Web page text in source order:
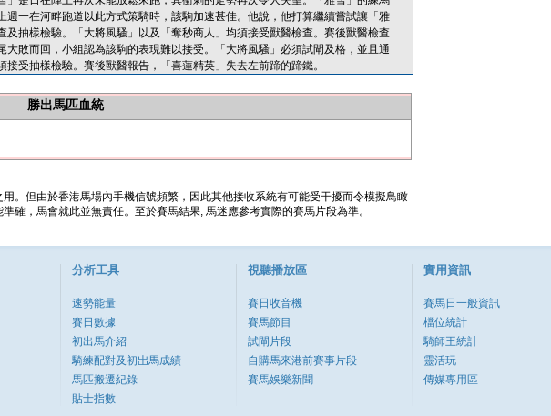
一在河畔跑道以此方式策騎時，該駒加速甚佳。他說，他打算繼續嘗試讓「雅
抽樣檢驗。「大將風騷」以及「奪秒商人」均須接受獸醫檢查。賽後獸醫檢查
敗而回，小組認為該駒的表現難以接受。「大將風騷」必須試閘及格，並且通
受抽樣檢驗。賽後獸醫報告，「喜蓮精英」失去左前蹄的蹄鐵。
勝出馬匹血統
。但由於香港馬場內手機信號頻繁，因此其他接收系統有可能受干擾而令模擬鳥瞰
確，馬會就此並無責任。至於賽馬結果, 馬迷應參考實際的賽馬片段為準。
分析工具
速勢能量
賽日數據
初出馬介紹
騎練配對及初岀馬成績
馬匹搬遷紀錄
貼士指數
視聽播放區
賽日收音機
賽馬節目
試閘片段
自購馬來港前賽事片段
賽馬娛樂新聞
實用資訊
賽馬日一般資訊
檔位統計
騎師王統計
靈活玩
傳媒專用區